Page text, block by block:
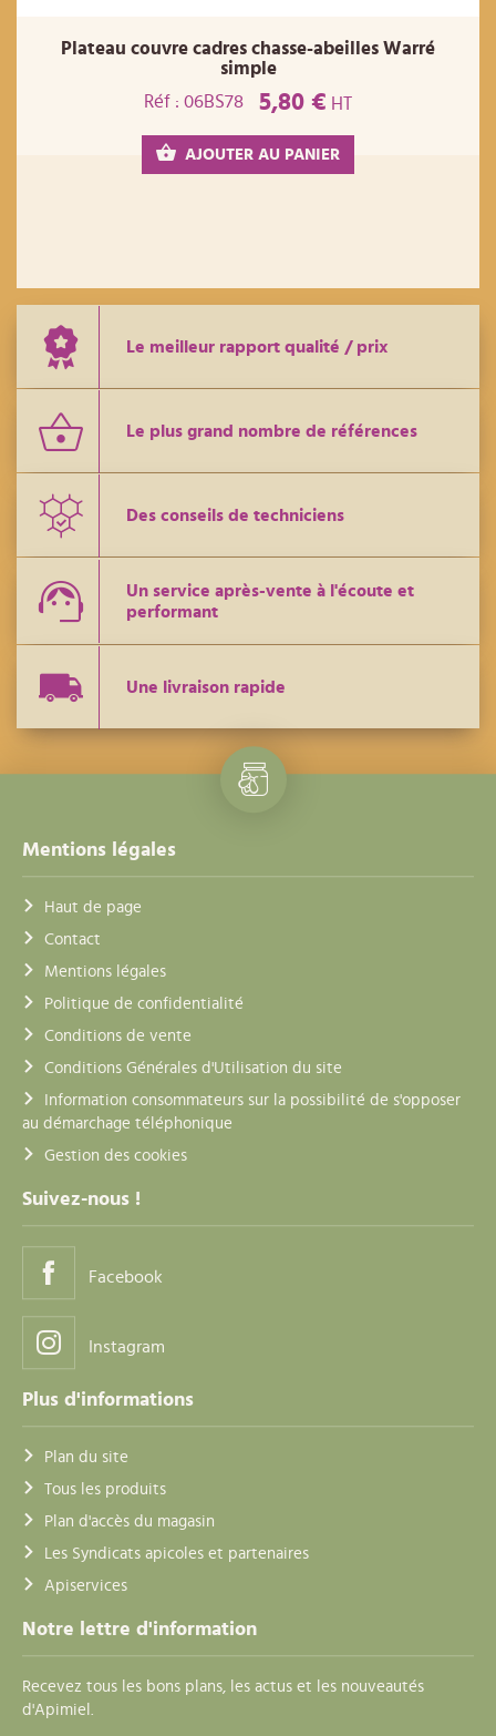
Plateau couvre cadres chasse-abeilles Warré
simple
Réf : 06BS78
5,80 € HT
AJOUTER AU PANIER
Le meilleur rapport qualité / prix
Le plus grand nombre de références
Des conseils de techniciens
Un service après-vente à l'écoute et
performant
Une livraison rapide
Mentions légales
Haut de page
Contact
Mentions légales
Politique de confidentialité
Conditions de vente
Conditions Générales d'Utilisation du site
Information consommateurs sur la possibilité de s'opposer
au démarchage téléphonique
Gestion des cookies
Suivez-nous !
Facebook
Instagram
Plus d'informations
Plan du site
Tous les produits
Plan d'accès du magasin
Les Syndicats apicoles et partenaires
Apiservices
Notre lettre d'information
Recevez tous les bons plans, les actus et les nouveautés
d'Apimiel.